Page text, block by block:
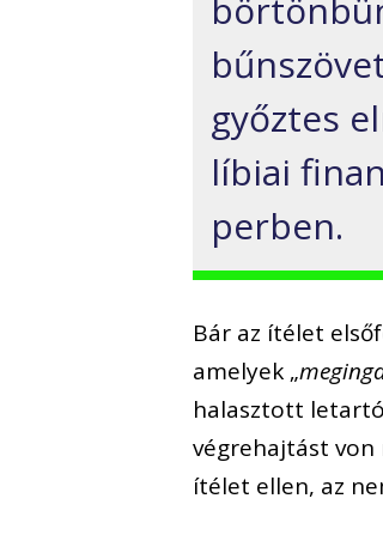
győztes
líbiai
perben.
Bár az ítélet
amelyek „
halasztott
végrehajtást
ítélet ellen, az